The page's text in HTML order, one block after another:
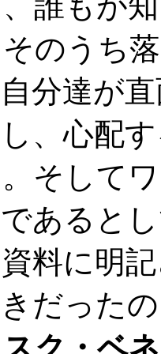
のうち
分達が
、心配
そして
あると
料に明
だった